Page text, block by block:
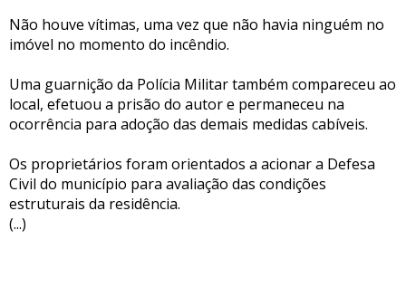
Não houve vítimas, uma vez que não havia ninguém no
imóvel no momento do incêndio.
Uma guarnição da Polícia Militar também compareceu ao
local, efetuou a prisão do autor e permaneceu na
ocorrência para adoção das demais medidas cabíveis.
Os proprietários foram orientados a acionar a Defesa
Civil do município para avaliação das condições
estruturais da residência.
(...)